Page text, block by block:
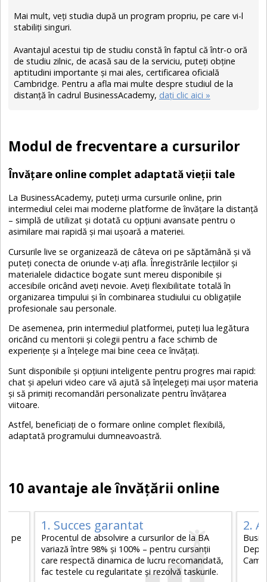
Mai mult, veți studia după un program propriu, pe care vi-l
stabiliţi singuri.
Avantajul acestui tip de studiu constă în faptul că într-o oră
de studiu zilnic, de acasă sau de la serviciu, puteţi obţine
aptitudini importante şi mai ales, certificarea oficială
Cambridge. Pentru a afla mai multe despre studiul de la
distanţă în cadrul BusinessAcademy, daţi clic aici »
Modul de frecventare a cursurilor
Învățare online complet adaptată vieții tale
La BusinessAcademy, puteți urma cursurile online, prin
intermediul celei mai moderne platforme de învățare la distanță
– simplă de utilizat și dotată cu opțiuni avansate pentru o
asimilare mai rapidă și mai ușoară a materiei.
Cursurile live se organizează de câteva ori pe săptămână și vă
puteți conecta de oriunde v-ați afla. Înregistrările lecțiilor și
materialele didactice bogate sunt mereu disponibile și
accesibile oricând aveți nevoie. Aveți flexibilitate totală în
organizarea timpului și în combinarea studiului cu obligațiile
profesionale sau personale.
De asemenea, prin intermediul platformei, puteți lua legătura
oricând cu mentorii și colegii pentru a face schimb de
experiențe și a înțelege mai bine ceea ce învățați.
Sunt disponibile și opțiuni inteligente pentru progres mai rapid:
chat și apeluri video care vă ajută să înțelegeți mai ușor materia
și să primiți recomandări personalizate pentru învățarea
viitoare.
Astfel, beneficiați de o formare online complet flexibilă,
adaptată programului dumneavoastră.
10 avantaje ale învățării online
pe
1. Succes garantat
Procentul de absolvire a cursurilor de la BA
variază între 98% și 100% – pentru cursanții
care respectă dinamica de lucru recomandată,
fac testele cu regularitate și rezolvă taskurile.
2.